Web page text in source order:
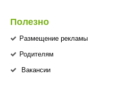
Полезно
Размещение рекламы
Родителям
Вакансии